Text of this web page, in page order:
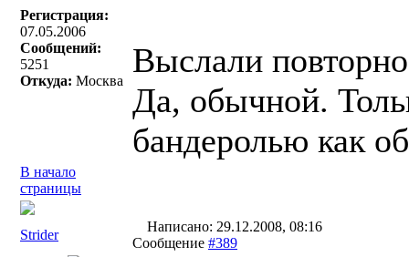
Регистрация:
07.05.2006
Сообщений:
5251
Откуда: Москва
Выслали
Да, обычной.
бандеролью как
В начало
страницы
Strider
Написано: 29.12.2008, 08:16
Сообщение #389